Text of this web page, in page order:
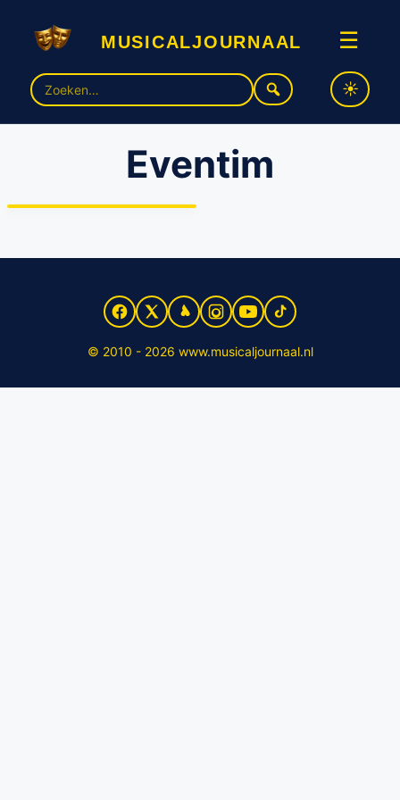
musicaljournaal ☰
Zoek
naar:
Eventim
Eventim lanceert eigen
© 2010 - 2026 www.musicaljournaal.nl